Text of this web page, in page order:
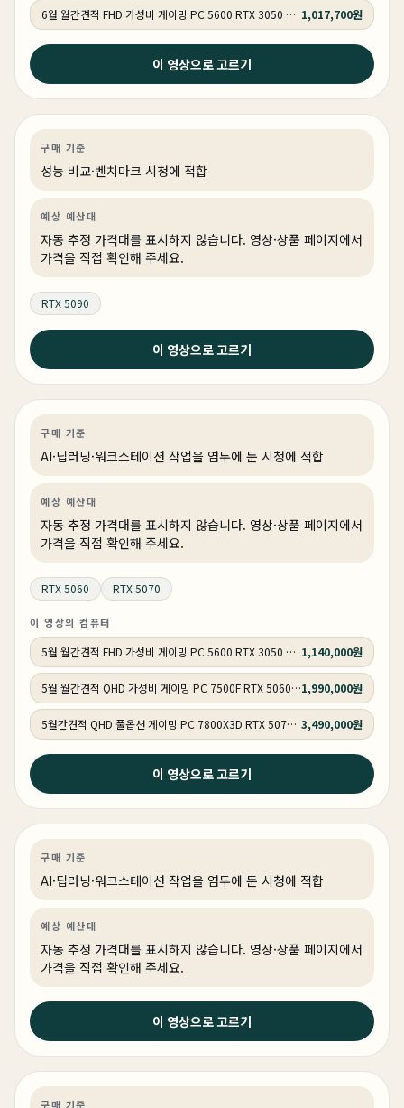
6월 월간견적 FHD 가성비 게이밍 PC 5600 RTX 3050 GY509 1,017,700원
이 영상으로 고르기
영상편집·디자인
2026년 5월 27일
현시점 제일 좋은 컴퓨터가 뭐냐구요 ? 그래서 최고의 부
품들로만 꽉 채워서 만들어 봤습니다.
구매 기준
성능 비교·벤치마크 시청에 적합
예상 예산대
자동 추정 가격대를 표시하지 않습니다. 영상·상품 페이지에서
가격을 직접 확인해 주세요.
RTX 5090
이 영상으로 고르기
AI·딥러닝
2026년 5월 24일
최고의 PC견적 4종 - 실제 테스트까지 다해서 성능검증까
지 완료 !
구매 기준
AI·딥러닝·워크스테이션 작업을 염두에 둔 시청에 적합
예상 예산대
자동 추정 가격대를 표시하지 않습니다. 영상·상품 페이지에서
가격을 직접 확인해 주세요.
RTX 5060 RTX 5070
이 영상의 컴퓨터
5월 월간견적 FHD 가성비 게이밍 PC 5600 RTX 3050 GY505 1,140,000원
5월 월간견적 QHD 가성비 게이밍 PC 7500F RTX 5060 Ti GY5061,990,000원
5월간견적 QHD 풀옵션 게이밍 PC 7800X3D RTX 5070 GY507 3,490,000원
이 영상으로 고르기
AI·딥러닝
2026년 5월 19일
가격이 올라도 어쩔 수 없습니다. SSD는 무조건 이런거
써야 합니다!
구매 기준
AI·딥러닝·워크스테이션 작업을 염두에 둔 시청에 적합
예상 예산대
자동 추정 가격대를 표시하지 않습니다. 영상·상품 페이지에서
가격을 직접 확인해 주세요.
이 영상으로 고르기
영상편집·디자인
2026년 5월 14일
완벽한 디자인! 최고의 성능! 붉은사막 QHD 풀옵션 게이
밍PC 추천
구매 기준